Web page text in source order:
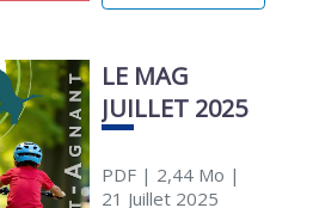
LE MAG
JUILLET 2025
PDF| 2,44 Mo |
21 Juillet 2025